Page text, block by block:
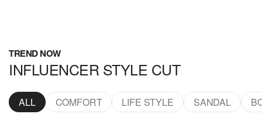
TREND NOW
INFLUENCER STYLE CUT
ALL COMFORT LIFE STYLE SANDAL